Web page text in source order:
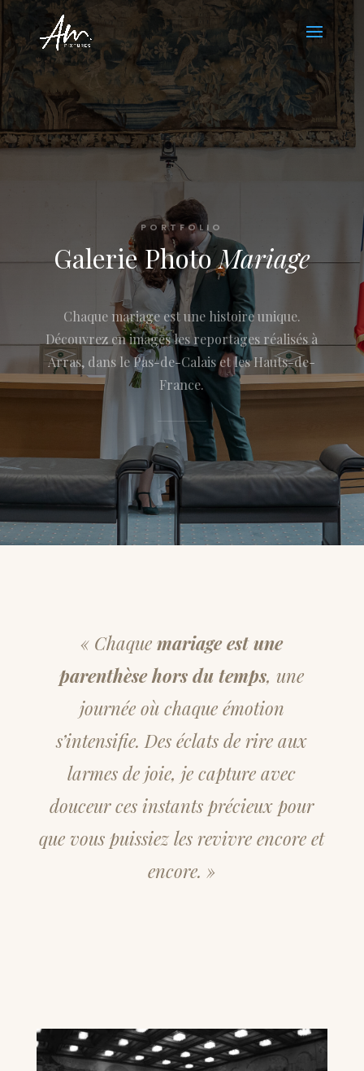
PORTFOLIO
Galerie PhotoMariage
Chaque mariage est une histoire unique.
Découvrez en images les reportages réalisés à
Arras, dans le Pas-de-Calais et les Hauts-de-
France.
« Chaquemariage est une
parenthèse hors du temps, une
journée où chaque émotion
s’intensifie. Des éclats de rire aux
larmes de joie, je capture avec
douceur ces instants précieux pour
que vous puissiez les revivre encore et
encore. »